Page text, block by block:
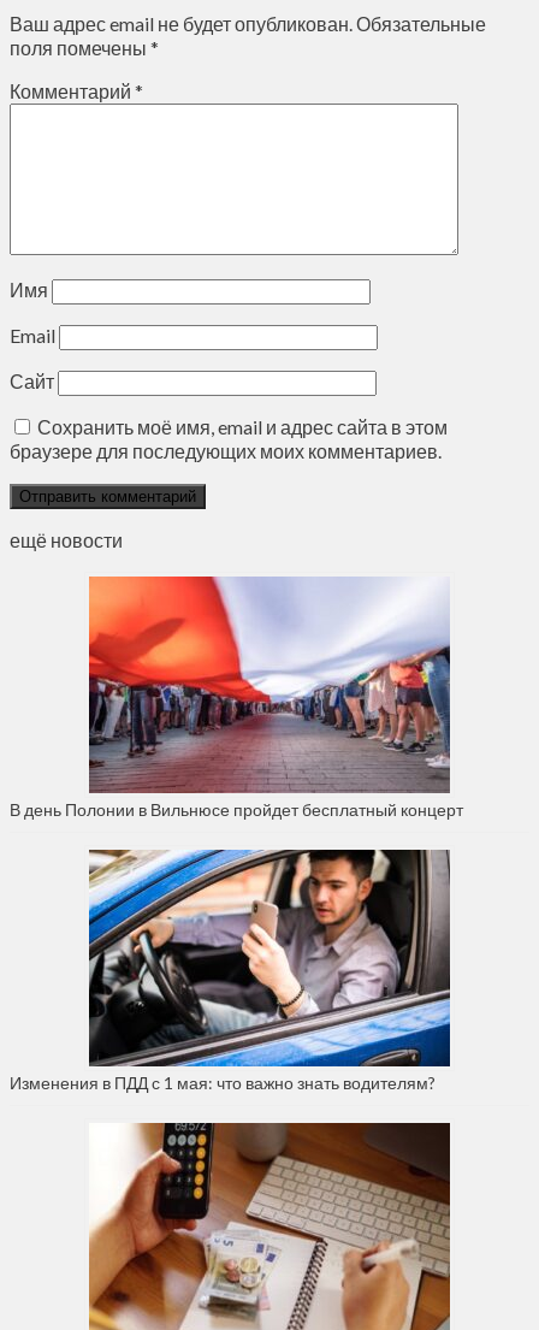
Ваш адрес email не будет опубликован.Обязательные
поля помечены *
Комментарий *
Имя
Email
Сайт
Сохранить моё имя, email и адрес сайта в этом
браузере для последующих моих комментариев.
ещё новости
В день Полонии в Вильнюсе пройдет бесплатный концерт
Изменения в ПДД с 1 мая: что важно знать водителям?